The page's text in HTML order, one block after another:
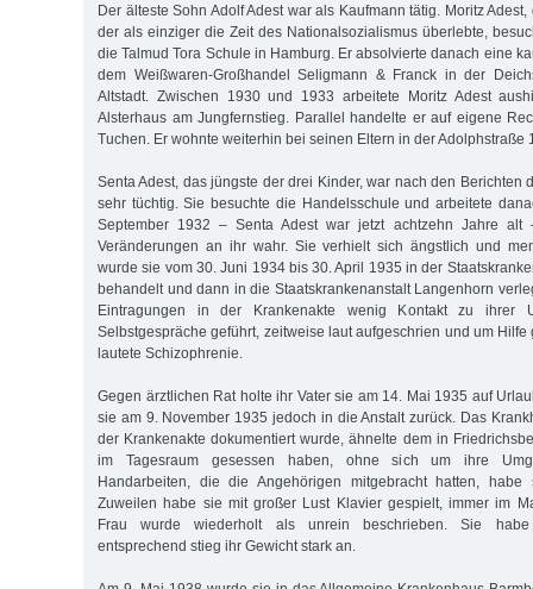
Der älteste Sohn Adolf Adest war als Kaufmann tätig. Moritz
der als einziger die Zeit des Nationalsozialismus überlebte,
die Talmud Tora Schule in Hamburg. Er absolvierte danach eine
dem Weißwaren-Großhandel Seligmann & Franck in der
Altstadt. Zwischen 1930 und 1933 arbeitete Moritz Adest
Alsterhaus am Jungfernstieg. Parallel handelte er auf eigene
Tuchen. Er wohnte weiterhin bei seinen Eltern in der Adolphstraße
Senta Adest, das jüngste der drei Kinder, war nach den Berichten
sehr tüchtig. Sie besuchte die Handelsschule und arbeitete
September 1932 – Senta Adest war jetzt achtzehn Jahre alt
Veränderungen an ihr wahr. Sie verhielt sich ängstlich und
wurde sie vom 30. Juni 1934 bis 30. April 1935 in der
behandelt und dann in die Staatskrankenanstalt Langenhorn
Eintragungen in der Krankenakte wenig Kontakt zu ihrer
Selbstgespräche geführt, zeitweise laut aufgeschrien und um
lautete Schizophrenie.
Gegen ärztlichen Rat holte ihr Vater sie am 14. Mai 1935 auf
sie am 9. November 1935 jedoch in die Anstalt zurück. Das
der Krankenakte dokumentiert wurde, ähnelte dem in
im Tagesraum gesessen haben, ohne sich um ihre
Handarbeiten, die die Angehörigen mitgebracht hatten, habe
Zuweilen habe sie mit großer Lust Klavier gespielt, immer im
Frau wurde wiederholt als unrein beschrieben. Sie habe
entsprechend stieg ihr Gewicht stark an.